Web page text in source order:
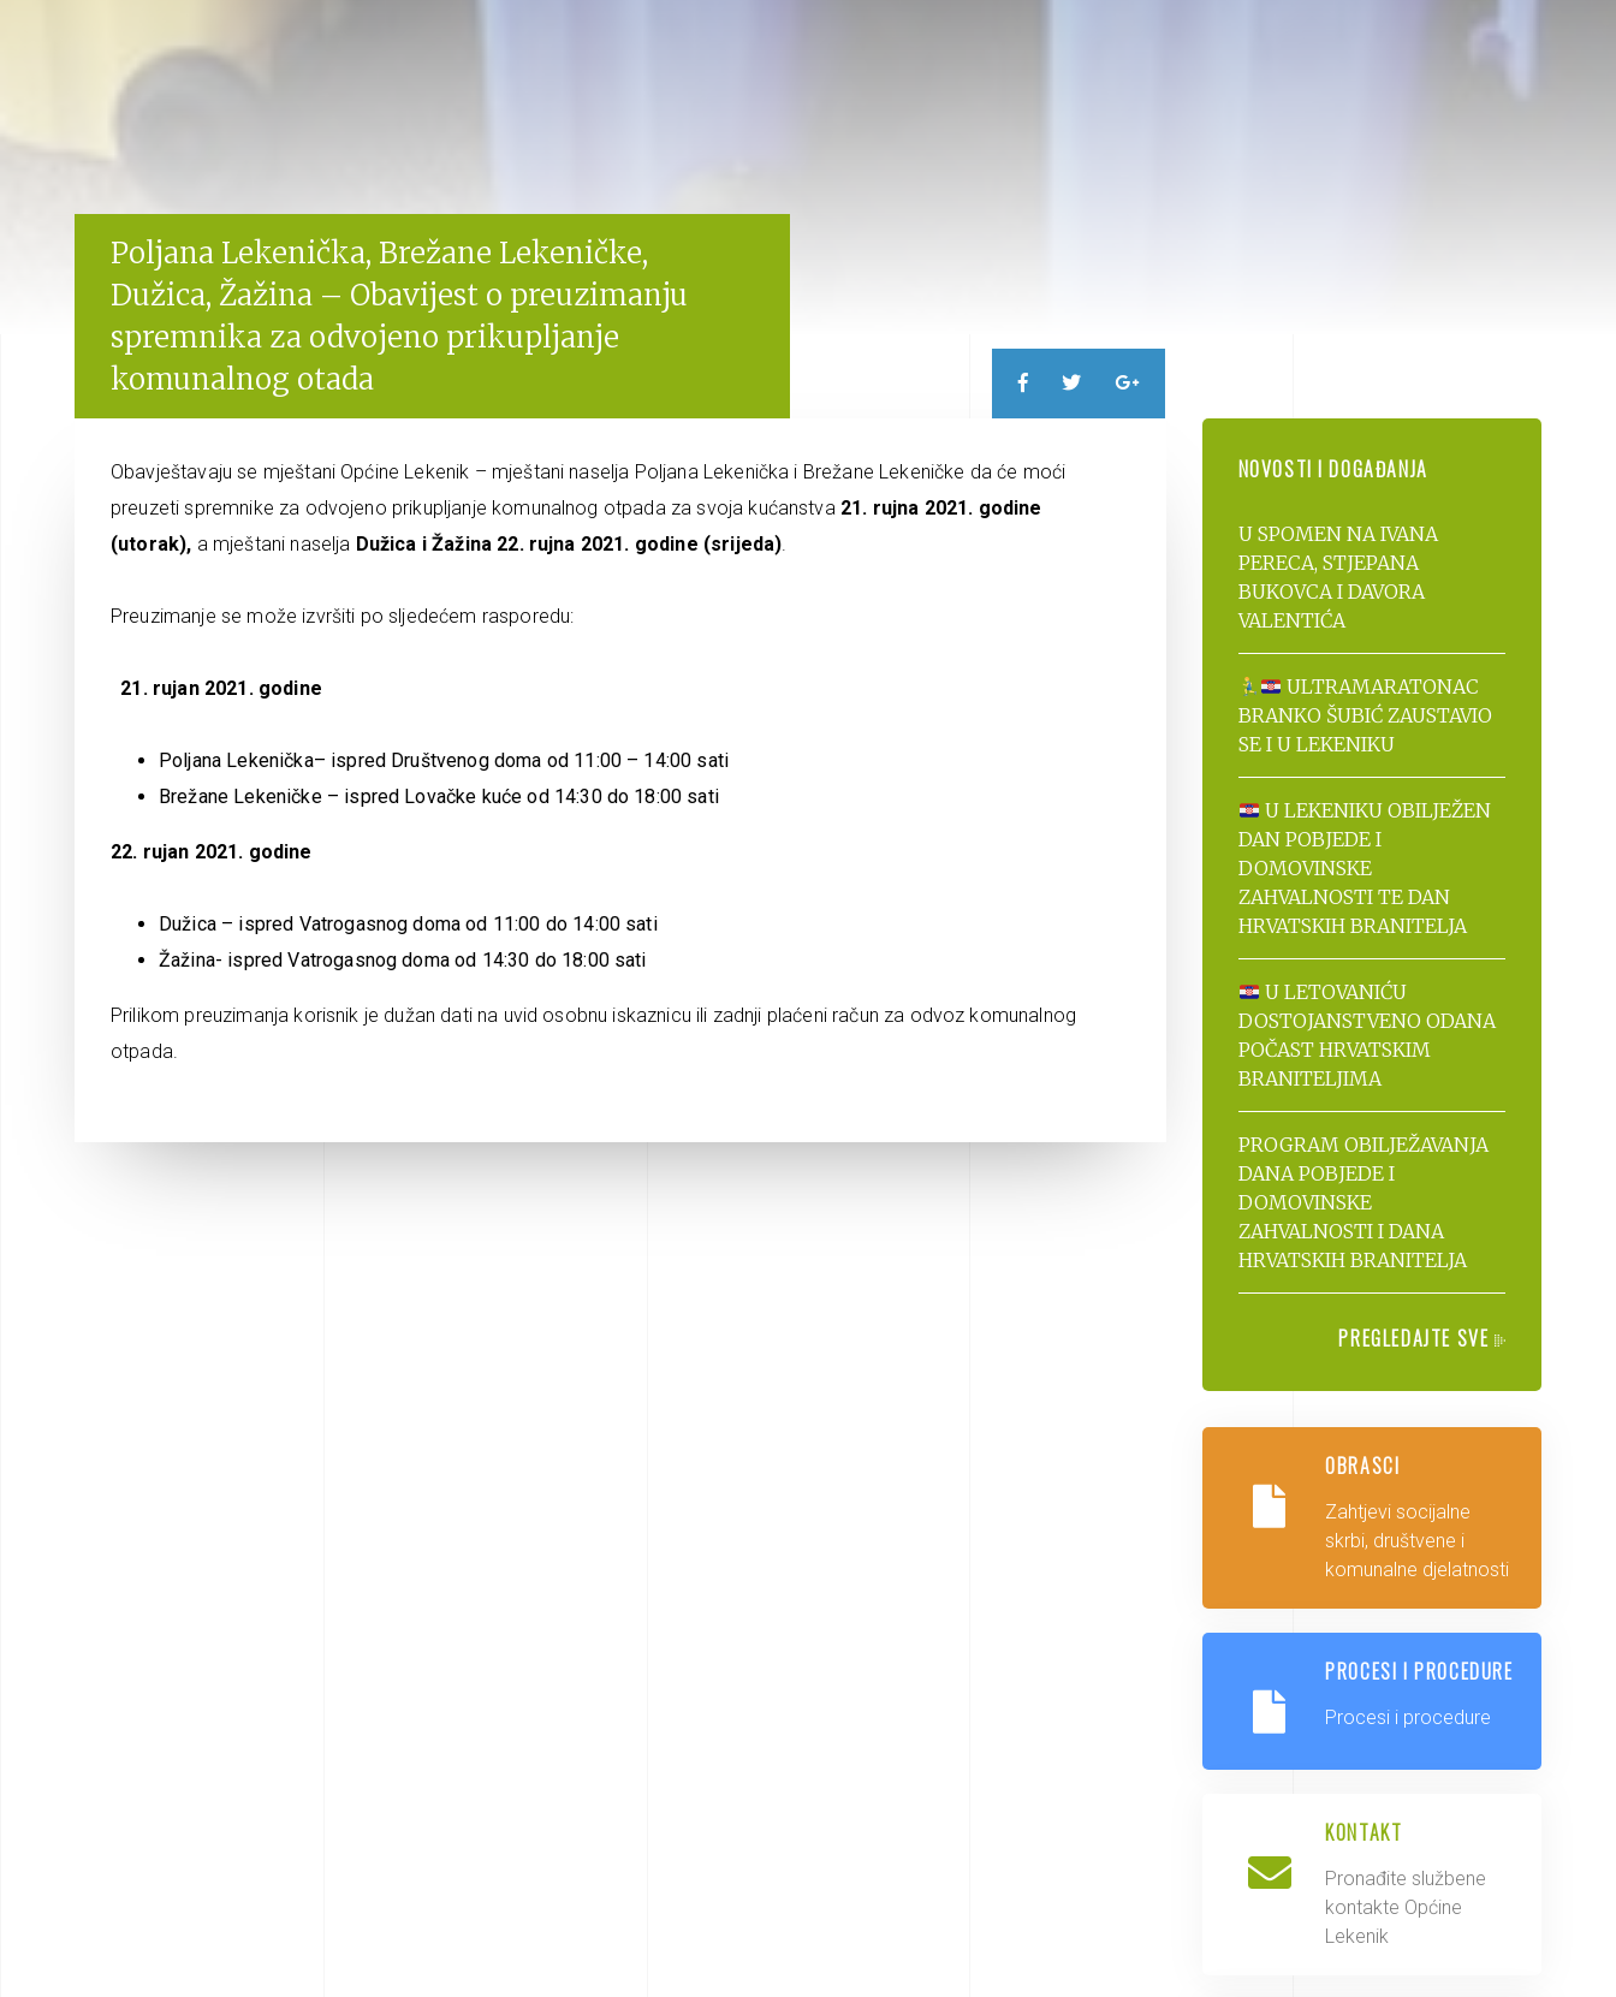
Poljana Lekenička, Brežane Lekeničke,
Dužica, Žažina – Obavijest o preuzimanju
spremnika za odvojeno prikupljanje
komunalnog otada
Obavještavaju se mještani Općine Lekenik – mještani naselja Poljana Lekenička i Brežane Lekeničke da će moći
preuzeti spremnike za odvojeno prikupljanje komunalnog otpada za svoja kućanstva 21. rujna 2021. godine
(utorak), a mještani naselja Dužica i Žažina 22. rujna 2021. godine (srijeda).
Preuzimanje se može izvršiti po sljedećem rasporedu:
21. rujan 2021. godine
Poljana Lekenička– ispred Društvenog doma od 11:00 – 14:00 sati
Brežane Lekeničke – ispred Lovačke kuće od 14:30 do 18:00 sati
22. rujan 2021. godine
Dužica – ispred Vatrogasnog doma od 11:00 do 14:00 sati
Žažina- ispred Vatrogasnog doma od 14:30 do 18:00 sati
Prilikom preuzimanja korisnik je dužan dati na uvid osobnu iskaznicu ili zadnji plaćeni račun za odvoz komunalnog
otpada.
NOVOSTI I DOGAĐANJA
U SPOMEN NA IVANA
PERECA, STJEPANA
BUKOVCA I DAVORA
VALENTIĆA
ULTRAMARATONAC
BRANKO ŠUBIĆ ZAUSTAVIO
SE I U LEKENIKU
U LEKENIKU OBILJEŽEN
DAN POBJEDE I
DOMOVINSKE
ZAHVALNOSTI TE DAN
HRVATSKIH BRANITELJA
U LETOVANIĆU
DOSTOJANSTVENO ODANA
POČAST HRVATSKIM
BRANITELJIMA
PROGRAM OBILJEŽAVANJA
DANA POBJEDE I
DOMOVINSKE
ZAHVALNOSTI I DANA
HRVATSKIH BRANITELJA
PREGLEDAJTE SVE
OBRASCI
Zahtjevi socijalne
skrbi, društvene i
komunalne djelatnosti
PROCESI I PROCEDURE
Procesi i procedure
KONTAKT
Pronađite službene
kontakte Općine
Lekenik